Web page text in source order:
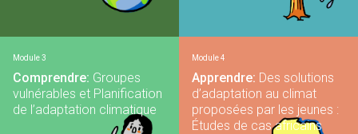
Module 3
Comprendre: Groupes
vulnérables et Planification
de l’adaptation climatique
Module 4
Apprendre: Des solutions
d’adaptation au climat
proposées par les jeunes :
Études de cas africains